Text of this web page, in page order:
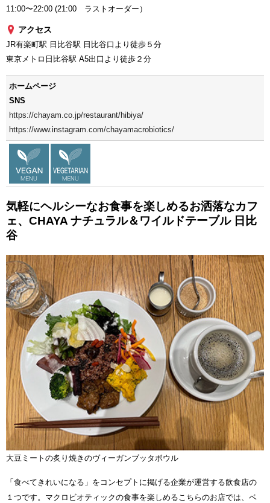
11:00〜22:00 (21:00 ラストオーダー）
アクセス
JR有楽町駅 日比谷駅 日比谷口より徒歩５分
東京メトロ日比谷駅 A5出口より徒歩２分
ホームページ
SNS
https://chayam.co.jp/restaurant/hibiya/
https://www.instagram.com/chayamacrobiotics/
気軽にヘルシーなお食事を楽しめるお洒落なカフ
ェ、CHAYA ナチュラル＆ワイルドテーブル 日比
谷
大豆ミートの炙り焼きのヴィーガンブッタボウル
「食べてきれいになる」をコンセプトに掲げる企業が運営する飲食店の
１つです。マクロビオティックの食事を楽しめるこちらのお店では、ベ